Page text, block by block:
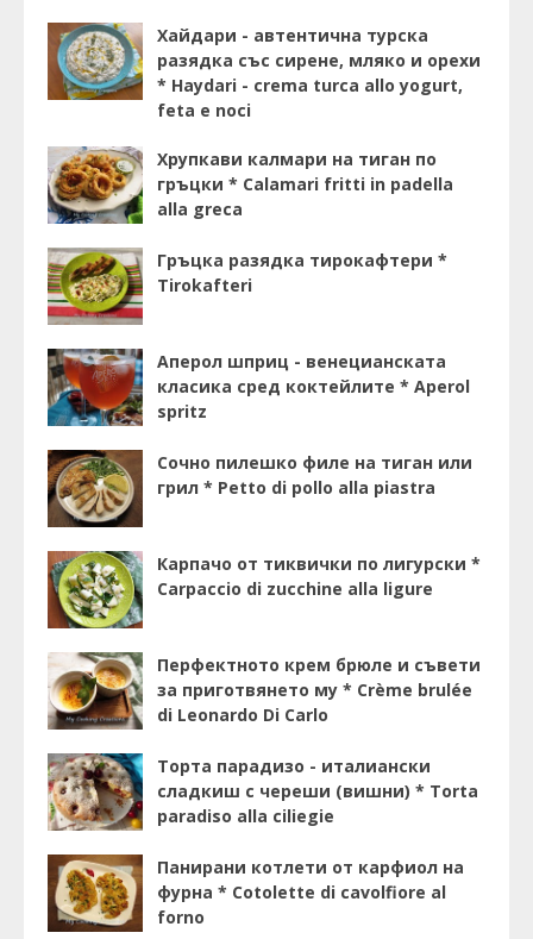
Хайдари - автентична турска
разядка със сирене, мляко и орехи
* Haydari - crema turca allo yogurt,
feta e noci
Хрупкави калмари на тиган по
гръцки * Calamari fritti in padella
alla greca
Гръцка разядка тирокафтери *
Tirokafteri
Аперол шприц - венецианската
класика сред коктейлите * Aperol
spritz
Сочно пилешко филе на тиган или
грил * Petto di pollo alla piastra
Карпачо от тиквички по лигурски *
Carpaccio di zucchine alla ligure
Перфектното крем брюле и съвети
за приготвянето му * Crème brulée
di Leonardo Di Carlo
Торта парадизо - италиански
сладкиш с череши (вишни) * Torta
paradiso alla ciliegie
Панирани котлети от карфиол на
фурна * Cotolette di cavolfiore al
forno